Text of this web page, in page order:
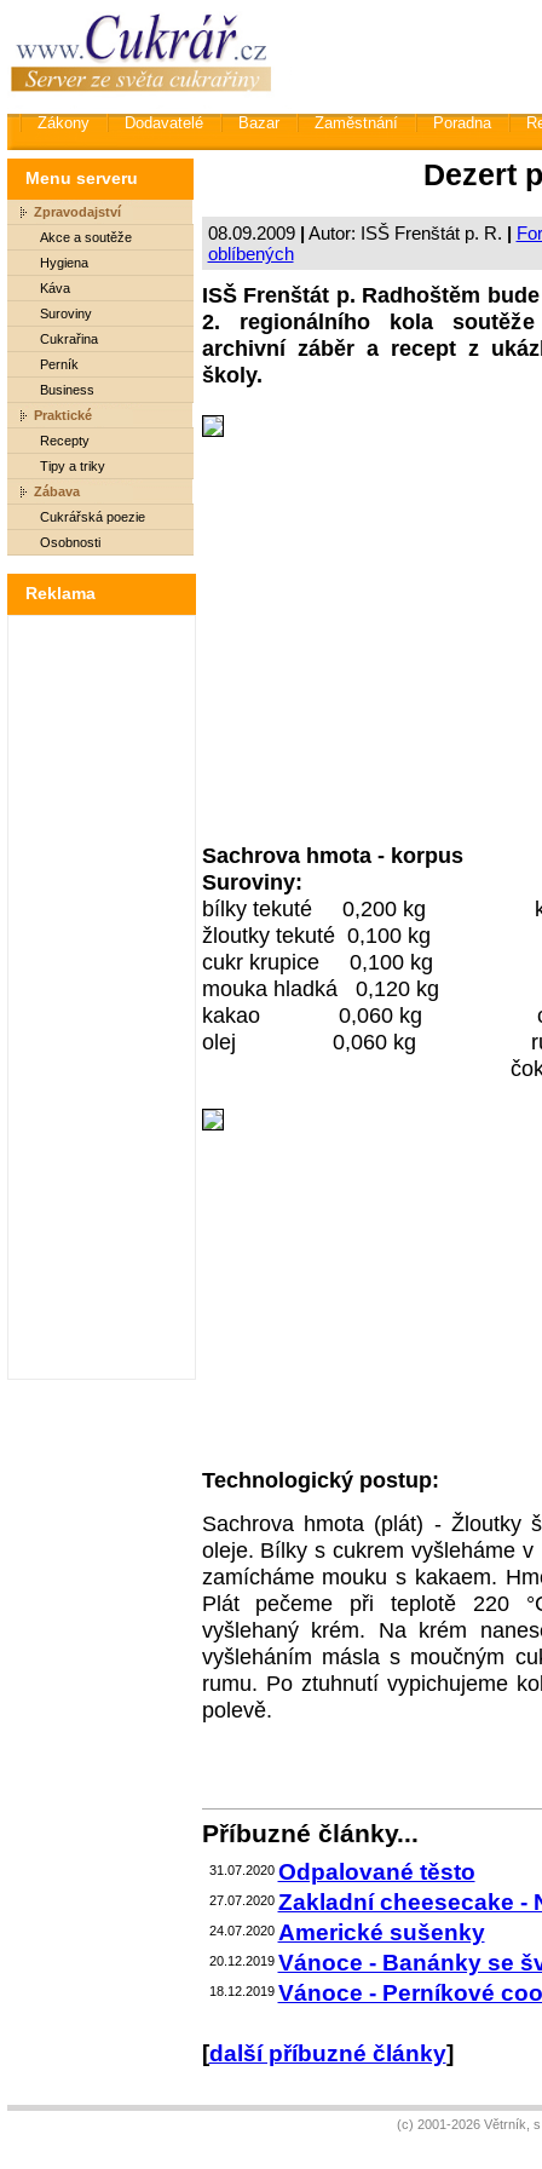
Zákony Dodavatelé Bazar Zaměstnání Poradna
Menu serveru
Zpravodajství
Akce a soutěže
Hygiena
Káva
Suroviny
Cukrařina
Perník
Business
Praktické
Recepty
Tipy a triky
Zábava
Cukrářská poezie
Osobnosti
Reklama
Dezert
08.09.2009 | Autor: ISŠ Frenštát p. R. |
oblíbených
ISŠ Frenštát p. Radhoštěm
2. regionálního kola
archivní záběr a recept z
školy.
Sachrova hmota - korpus
bílky tekuté 0,200 kg
žloutky tekuté 0,100 kg
cukr krupice 0,100 kg
mouka hladká 0,120
kakao 0,060 kg cukr
olej 0,060 kg
čok. poleva
Technologický postup:
Sachrova hmota (plát) - Žloutky
oleje. Bílky s cukrem vyšleháme
zamícháme mouku s kakaem.
Plát pečeme při teplotě 220
vyšlehaný krém. Na krém
vyšleháním másla s moučným
rumu. Po ztuhnutí vypichujeme
polevě.
Příbuzné články...
31.07.2020 Odpalované těsto
27.07.2020 Zakladní cheesecake -
24.07.2020 Americké sušenky
20.12.2019 Vánoce - Banánky se
18.12.2019 Vánoce - Perníkové
[další příbuzné články]
(c) 2001-2026 Větrník,